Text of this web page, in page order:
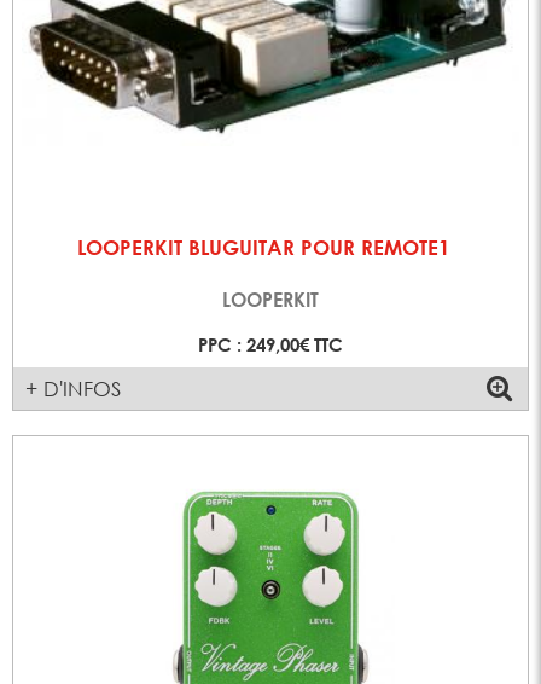
LOOPERKIT BLUGUITAR POUR REMOTE1
LOOPERKIT
PPC : 249,00€ TTC
+ D'INFOS